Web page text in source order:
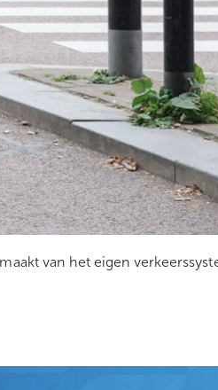
van het eigen